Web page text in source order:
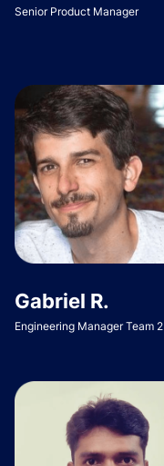
Senior Product Manager
Gabriel R.
Engineering Manager Team 2